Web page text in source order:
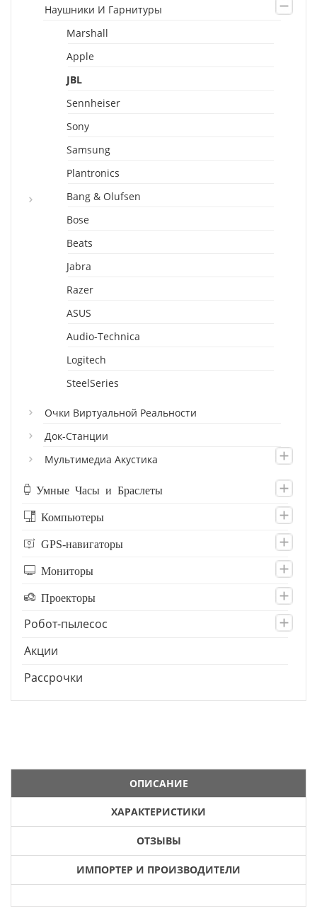
Наушники И Гарнитуры
Marshall
Apple
JBL
Sennheiser
Sony
Samsung
Plantronics
Bang & Olufsen
Bose
Beats
Jabra
Razer
ASUS
Audio-Technica
Logitech
SteelSeries
Очки Виртуальной Реальности
Док-Станции
Мультимедиа Акустика
Умные Часы и Браслеты
Компьютеры
GPS-навигаторы
Мониторы
Проекторы
Робот-пылесос
Акции
Рассрочки
ОПИСАНИЕ
ХАРАКТЕРИСТИКИ
ОТЗЫВЫ
ИМПОРТЕР И ПРОИЗВОДИТЕЛИ